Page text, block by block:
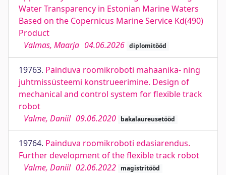
Water Transparency in Estonian Marine Waters
Based on the Copernicus Marine Service Kd(490)
Product
Valmas, Maarja 04.06.2026 diplomitööd
19763. Painduva roomikroboti mahaanika- ning
juhtmissüsteemi konstrueerimine. Design of
mechanical and control system for flexible track
robot
Valme, Daniil 09.06.2020 bakalaureusetööd
19764. Painduva roomikroboti edasiarendus.
Further development of the flexible track robot
Valme, Daniil 02.06.2022 magistritööd